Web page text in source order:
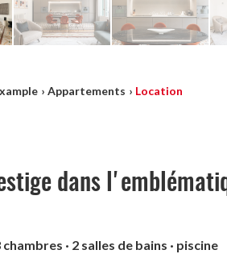
› Appartements › Location
dans
chambres · 2 salles de bains · piscine